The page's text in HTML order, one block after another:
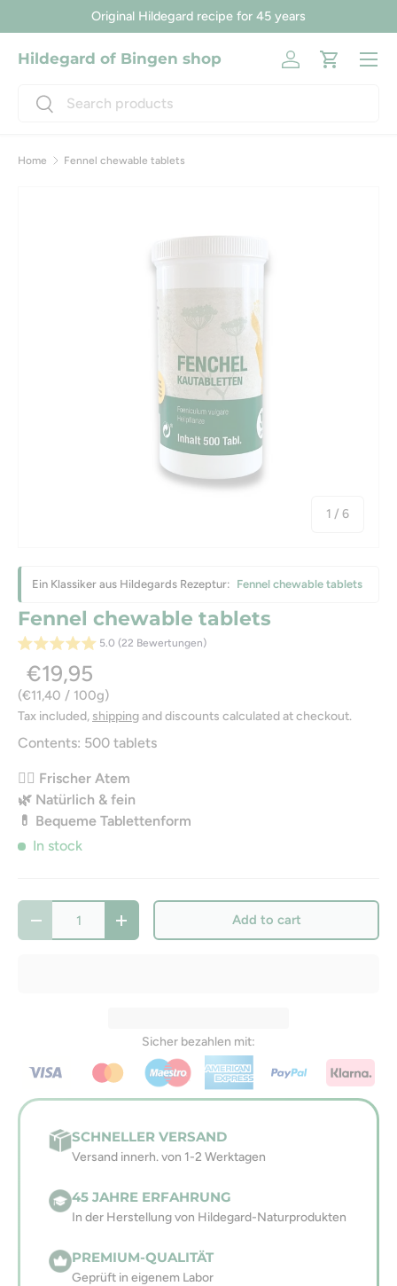
Skip to content
Original Hildegard recipe for 45 years
Hildegard of Bingen shop
SearchSearch
Log inCart
Menu
Home Fennel chewable tablets
1 / of
6
Ein Klassiker aus Hildegards Rezeptur: Fennel chewable tablets
Fennel chewable tablets
5.0 (22 Bewertungen)
€19,95
Unit price
€11,40 / 100g
Tax included, shippingand discounts calculated at checkout.
Contents: 500 tablets
😮‍💨 Frischer Atem
🌿 Natürlich & fein
💊 Bequeme Tablettenform
In stock
- + Add to cart
Sicher bezahlen mit:
SCHNELLER VERSAND
Versand innerh. von 1-2 Werktagen
45 JAHRE ERFAHRUNG
In der Herstellung von Hildegard-Naturprodukten
PREMIUM-QUALITÄT
Geprüft in eigenem Labor